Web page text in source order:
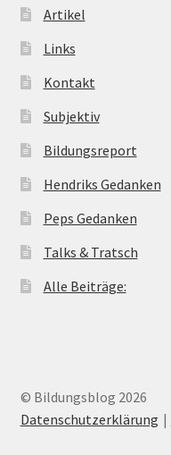
Artikel
Links
Kontakt
Subjektiv
Bildungsreport
Hendriks Gedanken
Peps Gedanken
Talks & Tratsch
Alle Beiträge:
© Bildungsblog 2026
Datenschutzerklärung